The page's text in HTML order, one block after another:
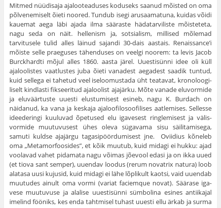
Mitmed nüüdisaja ajalooteaduses koduseks saanud mõisted on oma
põlvenemiselt õieti noored. Tundub isegi arusaamatuna, kuidas võidi
kauemat aega läbi ajada ilma sääraste hädatarviliste mõiste­teta,
nagu seda on näit. hellenism ja, sotsialism, millised mõlemad
tarvitusele tulid alles läinud sajandi 30-dais aastais. Renaissance’i
mõiste selle praeguses tähenduses on veelgi noorem: ta levis Jacob
Burckhardti mõjul alles 1860. aasta järel. Uuestisünni idee oli küll
ajaloolistes vaatlustes juba õieti vanadest aegadest saadik tuntud,
kuid sellega ei tahetud veel iseloomustada üht teatavat, kronoloogi­
liselt kindlasti fikseeritud ajaloolist ajajärku. Mõte vanade eluvor­mide
ja eluväärtuste uuesti elustumisest esineb, nagu K. Burdach on
näidanud, ka vana ja keskaja ajaloofilosoofilises aatlemises. Sel­lesse
ideederingi kuuluvad õpetused elu igavesest ringlemisest ja välis­
vormide muutuvusest ühes oleva sügavama sisu säilitamisega,
samuti kuldse ajajärgu tagasipöördumisest jne. Oviidius kõneleb
oma „Meta­morfoosides”, et kõik muutub, kuid midagi ei hukku: ajad
voolavad vahet pidamata nagu võimas jõevool edasi ja on ikka uued
(et tiova sant semper), uuendav loodus (rerum novatrix natura) loob
alatasa uusi kujusid, kuid midagi ei lähe lõplikult kaotsi, vaid uuendab
muutudes ainult oma vormi (variat faciemque novat). Säärase iga­
vese muutuvuse ja alalise uuestisünni sümbolina esines antiikajal
imelind fööniks, kes enda tahtmisel tuhast uuesti ellu ärkab ja surma